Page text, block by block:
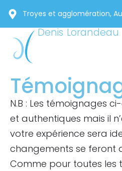
Troyes et agglomération,
Denis Lorandeau
N.B : Les témoignages
et authentiques mais il
votre expérience sera
changements se feront
Comme pour toutes les